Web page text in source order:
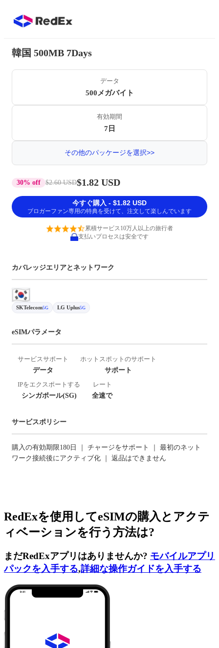
韓国 500MB 7Days
データ
500メガバイト
有効期間
7日
その他のパッケージを選択>>
30% off $2.60 USD$1.82 USD
今すぐ購入 - $1.82 USD
ブロガーファン専用の特典を受けて、注文して楽しんでいます
累積サービス10万人以上の旅行者
支払いプロセスは安全です
カバレッジエリアとネットワーク
SKTelecom5G LG Uplus5G
eSIMパラメータ
サービスサポート
データ
ホットスポットのサポート
サポート
IPをエクスポートする
シンガポール(SG)
レート
全速で
サービスポリシー
購入の有効期限180日 ｜ チャージをサポート ｜ 最初のネット
ワーク接続後にアクティブ化 ｜ 返品はできません
RedExを使用してeSIMの購入とアクテ
ィベーションを行う方法は?
まだRedExアプリはありませんか? モバイルアプリ
パックを入手する,詳細な操作ガイドを入手する